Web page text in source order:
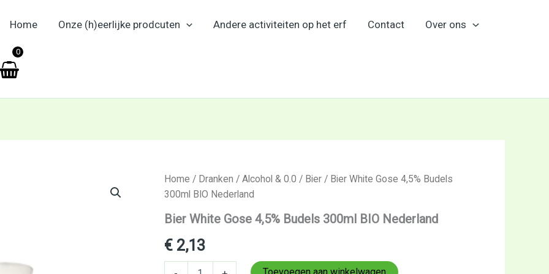
Home Onze (h)eerlijke prodcuten Andere activiteiten op het erf Contact Over ons
0
Home / Dranken / Alcohol & 0.0 / Bier/ Bier White Gose 4,5% Budels
300ml BIO Nederland
Bier White Gose 4,5% Budels 300ml BIO Nederland
€2,13
Bier
White
4,5%
Budels
300ml
BIO
Nederland